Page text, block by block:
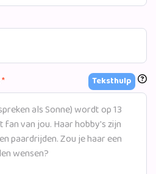
* Teksthulp